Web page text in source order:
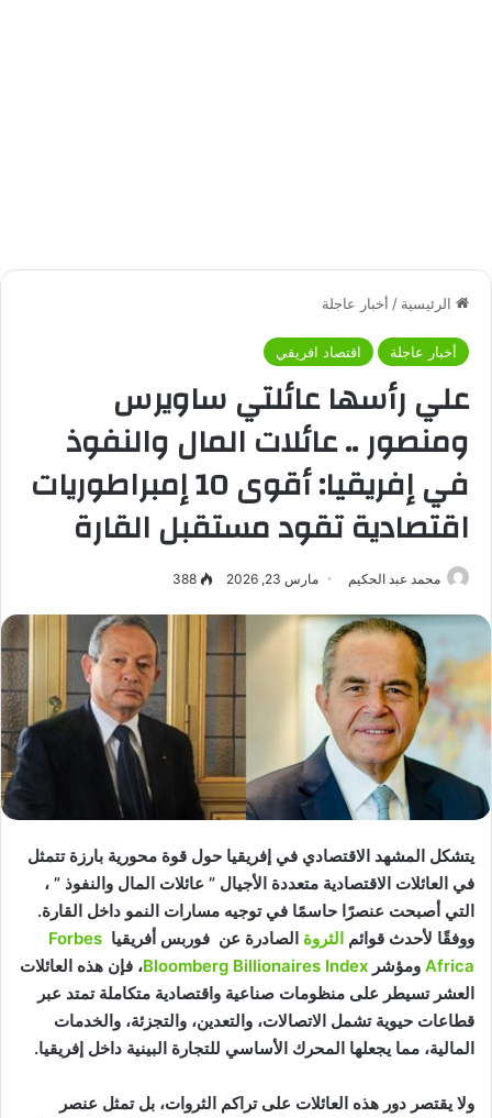
الرئيسية / أخبار عاجلة
أخبار عاجلة اقتصاد افريقي
علي رأسها عائلتي ساويرس
ومنصور .. عائلات المال والنفوذ
في إفريقيا: أقوى 10 إمبراطوريات
اقتصادية تقود مستقبل القارة
محمد عبد الحكيم مارس 23, 2026 388
يتشكل المشهد الاقتصادي في إفريقيا حول قوة محورية بارزة تتمثل
في العائلات الاقتصادية متعددة الأجيال ” عائلات المال والنفوذ ” ،
التي أصبحت عنصرًا حاسمًا في توجيه مسارات النمو داخل القارة.
ووفقًا لأحدث قوائم الثروة الصادرة عن فوربس أفريقيا Forbes
Africa ومؤشر Bloomberg Billionaires Index، فإن هذه العائلات
العشر تسيطر على منظومات صناعية واقتصادية متكاملة تمتد عبر
قطاعات حيوية تشمل الاتصالات، والتعدين، والتجزئة، والخدمات
المالية، مما يجعلها المحرك الأساسي للتجارة البينية داخل إفريقيا.
ولا يقتصر دور هذه العائلات على تراكم الثروات، بل تمثل عنصر